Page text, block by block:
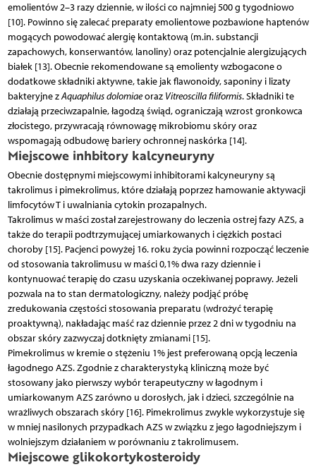
emolientów 2–3 razy dziennie, w ilości co najmniej 500 g tygodniowo
[10]. Powinno się zalecać preparaty emolientowe pozbawione haptenów
mogących powodować alergię kontaktową (m.in. substancji
zapachowych, konserwantów, lanoliny) oraz potencjalnie alergizujących
białek [13]. Obecnie rekomendowane są emolienty wzbogacone o
dodatkowe składniki aktywne, takie jak flawonoidy, saponiny i lizaty
bakteryjne zAquaphilus dolomiaeoraz Vitreoscilla filiformis. Składniki te
działają przeciwzapalnie, łagodzą świąd, ograniczają wzrost gronkowca
złocistego, przywracają równowagę mikrobiomu skóry oraz
wspomagają odbudowę bariery ochronnej naskórka [14].
Miejscowe inhbitory kalcyneuryny
Obecnie dostępnymi miejscowymi inhibitorami kalcyneuryny są
takrolimus i pimekrolimus, które działają poprzez hamowanie aktywacji
limfocytów T i uwalniania cytokin prozapalnych.
Takrolimus w maści został zarejestrowany do leczenia ostrej fazy AZS, a
także do terapii podtrzymującej umiarkowanych i ciężkich postaci
choroby [15]. Pacjenci powyżej 16. roku życia powinni rozpocząć leczenie
od stosowania takrolimusu w maści 0,1% dwa razy dziennie i
kontynuować terapię do czasu uzyskania oczekiwanej poprawy. Jeżeli
pozwala na to stan dermatologiczny, należy podjąć próbę
zredukowania częstości stosowania preparatu (wdrożyć terapię
proaktywną), nakładając maść raz dziennie przez 2 dni w tygodniu na
obszar skóry zazwyczaj dotknięty zmianami [15].
Pimekrolimus w kremie o stężeniu 1% jest preferowaną opcją leczenia
łagodnego AZS. Zgodnie z charakterystyką kliniczną może być
stosowany jako pierwszy wybór terapeutyczny w łagodnym i
umiarkowanym AZS zarówno u dorosłych, jak i dzieci, szczególnie na
wrażliwych obszarach skóry [16]. Pimekrolimus zwykle wykorzystuje się
w mniej nasilonych przypadkach AZS w związku z jego łagodniejszym i
wolniejszym działaniem w porównaniu z takrolimusem.
Miejscowe glikokortykosteroidy